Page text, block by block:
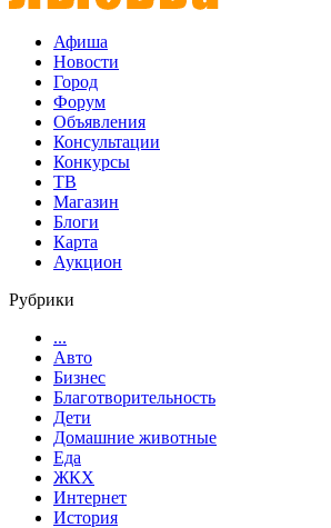
Афиша
Новости
Город
Форум
Объявления
Консультации
Конкурсы
ТВ
Магазин
Блоги
Карта
Аукцион
Рубрики
...
Авто
Бизнес
Благотворительность
Дети
Домашние животные
Еда
ЖКХ
Интернет
История